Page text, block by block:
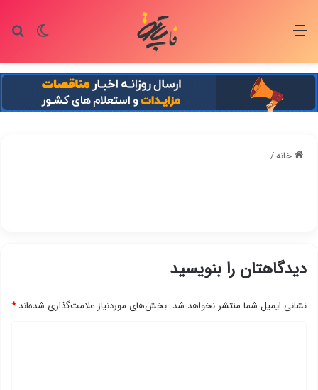
تغییر منو
خانه/
دیدگاهتان را بنویسید
نشانی ایمیل شما منتشر نخواهد شد. بخش‌های موردنیاز علامت‌گذاری شده‌اند*